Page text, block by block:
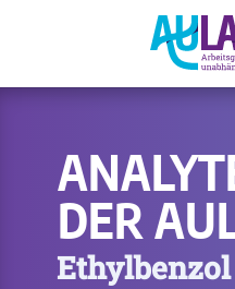
DER
Ethylbenzol